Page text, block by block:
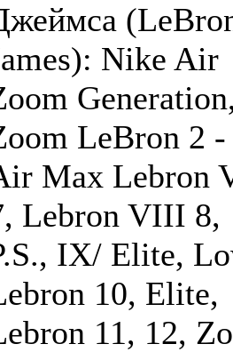
Nike Air
LeBron 2 -
Max Lebron
Lebron VIII 8,
IX/ Elite,
10, Elite,
11, 12,